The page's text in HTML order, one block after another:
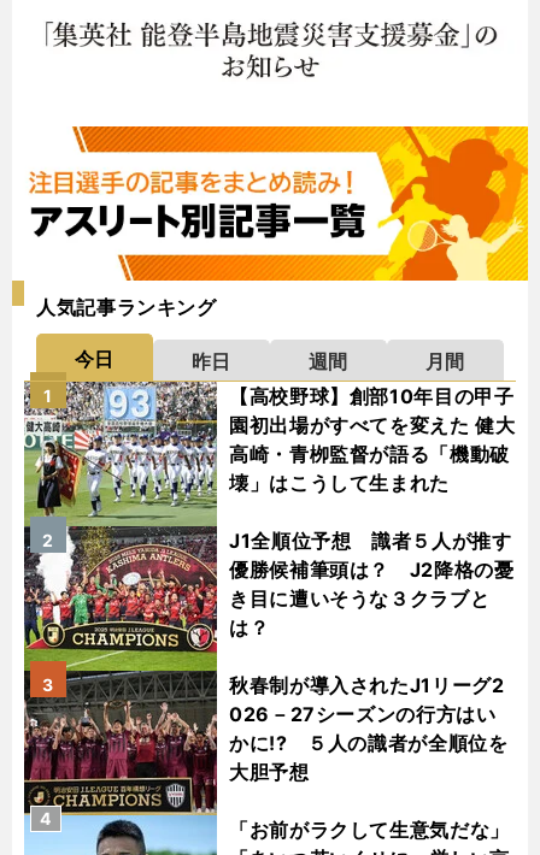
人気記事ランキング
今日 昨日 週間
月間
【高校野球】創部10年目の甲子
園初出場がすべてを変えた 健大
高崎・青栁監督が語る「機動破
壊」はこうして生まれた
1
J1全順位予想 識者５人が推す
優勝候補筆頭は？ J2降格の憂
き目に遭いそうな３クラブと
は？
2
秋春制が導入されたJ1リーグ2
026－27シーズンの行方はい
かに!? ５人の識者が全順位を
大胆予想
3
「お前がラクして生意気だな」
4